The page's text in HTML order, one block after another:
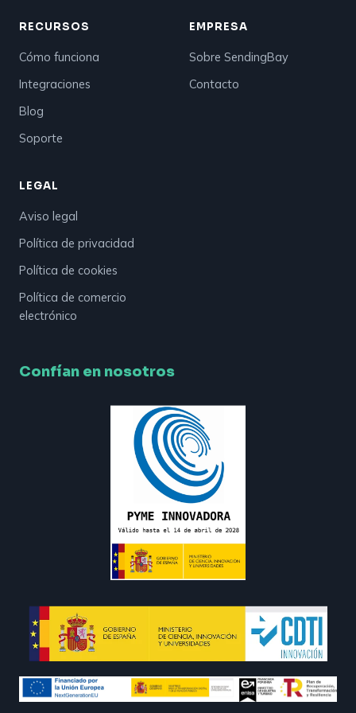
RECURSOS
Cómo funciona
Integraciones
Blog
Soporte
EMPRESA
Sobre SendingBay
Contacto
LEGAL
Aviso legal
Política de privacidad
Política de cookies
Política de comercio
electrónico
Confían en nosotros